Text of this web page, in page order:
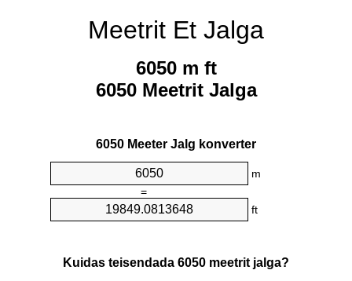
Meetrit Et Jalga
6050 m ft
6050 Meetrit Jalga
6050 Meeter Jalg konverter
m
=
ft
Kuidas teisendada 6050 meetrit jalga?